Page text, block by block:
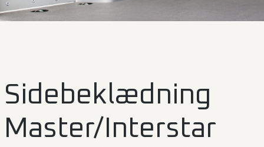
Sidebeklædning
Master/Interstar